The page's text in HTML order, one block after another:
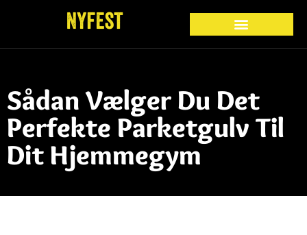
Sådan Vælger Du Det
Perfekte Parketgulv Til
Dit Hjemmegym